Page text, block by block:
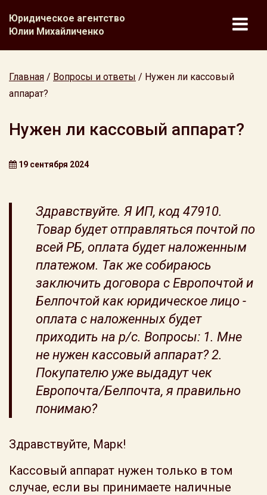
Юридическое агентство
Юлии Михайличенко
Главная / Вопросы и ответы / Нужен ли кассовый
аппарат?
Нужен ли кассовый аппарат?
19 сентября 2024
Здравствуйте. Я ИП, код 47910.
Товар будет отправляться почтой по
всей РБ, оплата будет наложенным
платежом. Так же собираюсь
заключить договора с Европочтой и
Белпочтой как юридическое лицо -
оплата с наложенных будет
приходить на р/с. Вопросы: 1. Мне
не нужен кассовый аппарат? 2.
Покупателю уже выдадут чек
Европочта/Белпочта, я правильно
понимаю?
Здравствуйте, Марк!
Кассовый аппарат нужен только в том
случае, если вы принимаете наличные